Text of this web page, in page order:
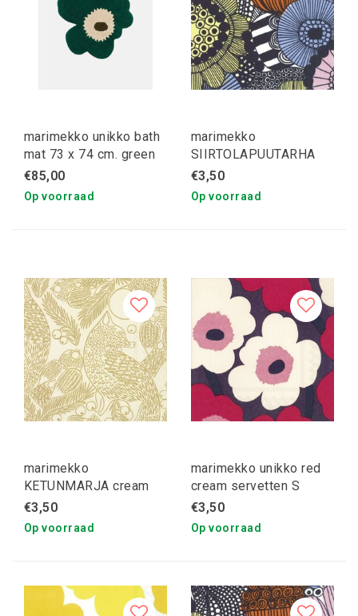
marimekko unikko bath
mat 73 x 74 cm. green
€85,00
Op voorraad
marimekko
SIIRTOLAPUUTARHA
geel servetten S
€3,50
Op voorraad
marimekko
KETUNMARJA cream
gold servetten S
€3,50
Op voorraad
marimekko unikko red
cream servetten S
€3,50
Op voorraad